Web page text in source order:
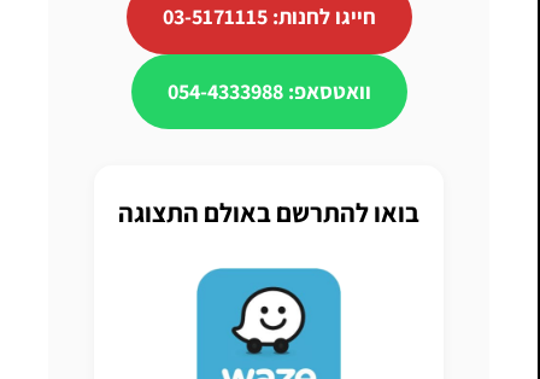
חייגו לחנות: 03-5171115
וואטסאפ: 054-4333988
בואו להתרשם באולם התצוגה